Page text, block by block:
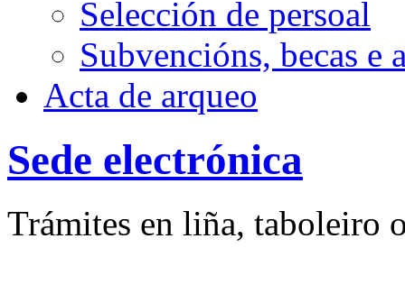
Selección de persoal
Subvencións, becas e
Acta de arqueo
Sede electrónica
Trámites en liña, taboleiro